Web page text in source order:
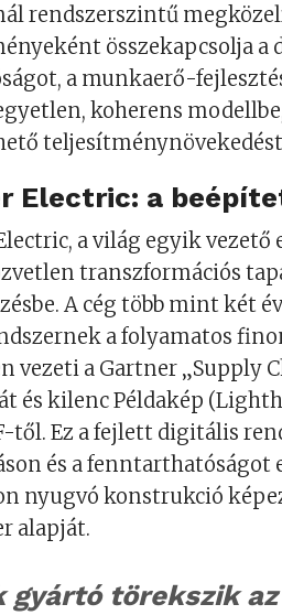
rendszerszintű
összekapcsolja
a munkaerő-
koherens
Electric: a
a világ egyik
transzformációs
A cég több mint két
a folyamatos
vezeti a Gartner „Supply
és kilenc Példakép
től. Ez a fejlett digitális
és a fenntarthatóságot
nyugvó konstrukció
alapját.
gyártó törekszik az